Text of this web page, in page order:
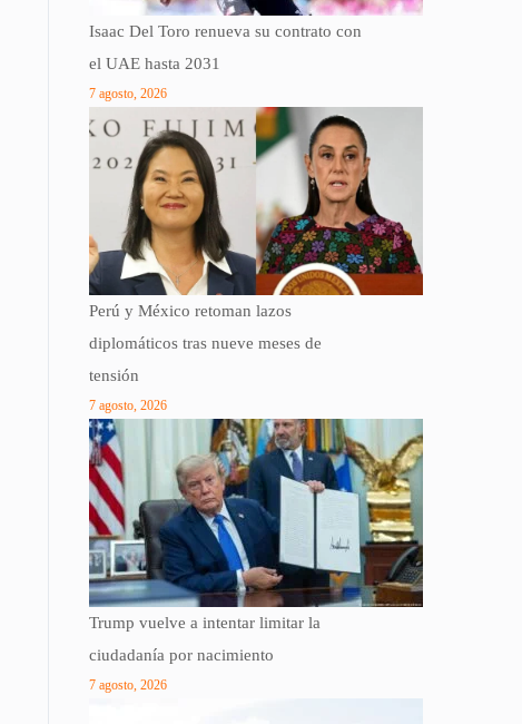
Isaac Del Toro renueva su contrato con
el UAE hasta 2031
7 agosto, 2026
Perú y México retoman lazos
diplomáticos tras nueve meses de
tensión
7 agosto, 2026
Trump vuelve a intentar limitar la
ciudadanía por nacimiento
7 agosto, 2026